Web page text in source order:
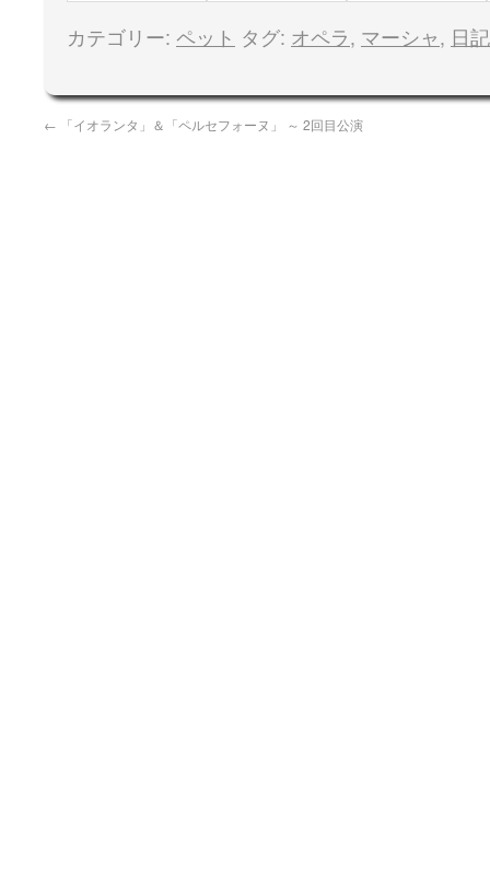
カテゴリー: ペット タグ: オペラ, マーシャ, 日記
← 「イオランタ」＆「ペルセフォーヌ」 ～ 2回目公演